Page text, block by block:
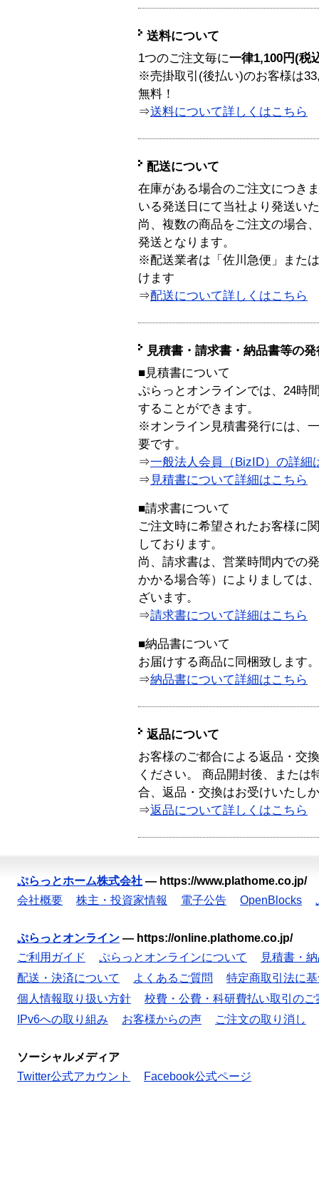
送料について
1つのご注文毎に一律1,100円(税
※売掛取引(後払い)のお客様は
無料！
⇒送料について詳しくはこちら
配送について
在庫がある場合のご注文につき
いる発送日にて当社より発送い
尚、複数の商品をご注文の場合
発送となります。
※配送業者は「佐川急便」また
けます
⇒配送について詳しくはこちら
見積書・請求書・納品書等の
■見積書について
ぷらっとオンラインでは、24時
することができます。
※オンライン見積書発行には、
要です。
⇒一般法人会員（BizID）の詳細
⇒ 見積書について詳細はこちら
■請求書について
ご注文時に希望されたお客様に
しております。
尚、請求書は、営業時間内での
かかる場合等）によりましては
ざいます。
⇒請求書について詳細はこちら
■納品書について
お届けする商品に同梱致します。
⇒納品書について詳細はこちら
返品について
お客様のご都合による返品・交
ください。 商品開封後、または
合、返品・交換はお受けいたし
⇒返品について詳しくはこちら
ぷらっとホーム株式会社 — https://www.plathome.co.jp/
会社概要
株主・投資家情報 電子公告 OpenBlocks
ぷらっとオンライン — https://online.plathome.co.jp/
ご利用ガイド
ぷらっとオンラインについて
見積書・
配送・決済について
よくあるご質問
特定商取引法に
個人情報取り扱い方針
校費・公費・科研費払い取引のご
IPv6への取り組み
お客様からの声 ご注文の取り消し
ソーシャルメディア
Twitter公式アカウント
Facebook公式ページ